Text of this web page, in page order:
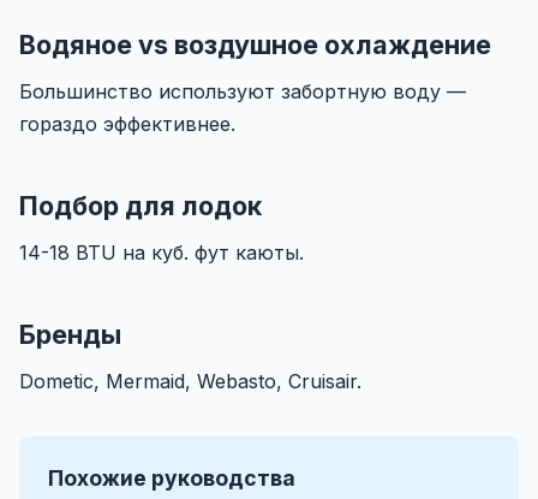
Водяное vs воздушное охлаждение
Большинство используют забортную воду —
гораздо эффективнее.
Подбор для лодок
14-18 BTU на куб. фут каюты.
Бренды
Dometic, Mermaid, Webasto, Cruisair.
Похожие руководства